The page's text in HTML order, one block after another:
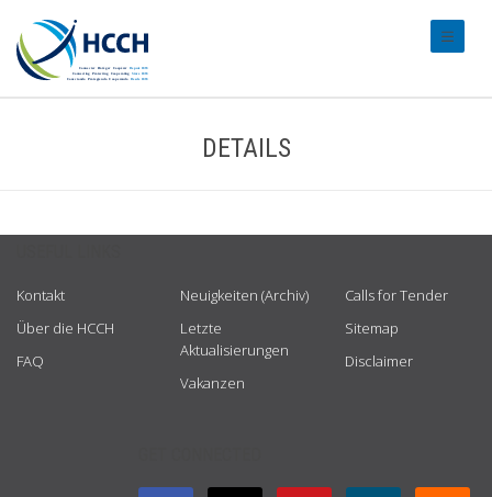
DETAILS
Kontakt
Über die HCCH
FAQ
Neuigkeiten (Archiv)
Letzte
Aktualisierungen
Vakanzen
Calls for Tender
Sitemap
Disclaimer